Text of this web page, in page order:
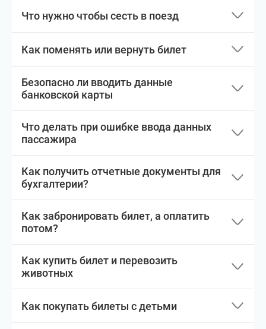
Что нужно чтобы сесть в поезд
Как поменять или вернуть билет
Безопасно ли вводить данные
банковской карты
Что делать при ошибке ввода данных
пассажира
Как получить отчетные документы для
бухгалтерии?
Как забронировать билет, а оплатить
потом?
Как купить билет и перевозить
животных
Как покупать билеты с детьми